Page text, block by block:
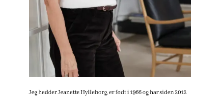
Jeg hedder Jeanette Hylleborg, er født i 1966 og har siden 2012